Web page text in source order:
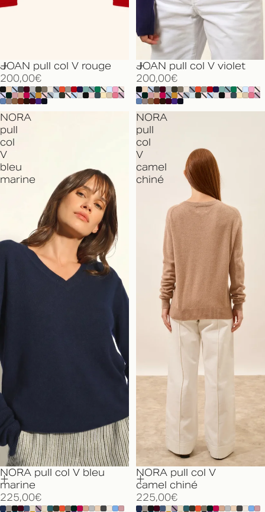
JOAN pull col V rouge
200,00€
JOAN pull col V violet
200,00€
NORA
pull
col
V
bleu
marine
NORA pull col V bleu
marine
225,00€
NORA
pull
col
V
camel
chiné
NORA pull col V
camel chiné
225,00€